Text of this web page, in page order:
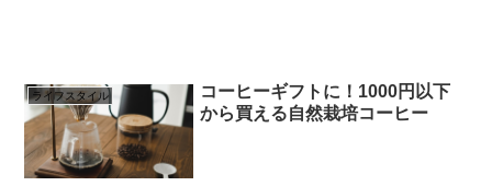
ライフスタイル
コーヒーギフトに！1000円以下
から買える自然栽培コーヒー